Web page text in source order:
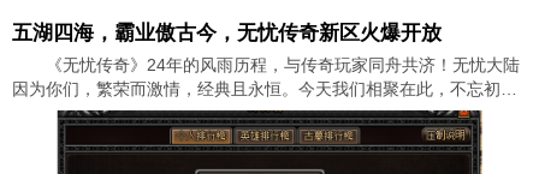
五湖四海，霸业傲古今，无忧传奇新区火爆开放
《无忧传奇》24年的风雨历程，与传奇玩家同舟共济！无忧大陆
因为你们，繁荣而激情，经典且永恒。今天我们相聚在此，不忘初
心，再次出发，只为了证明，我们从未改变，体验充满激情的人生。
新区将在7月22日火爆开服，新区将采用 ...